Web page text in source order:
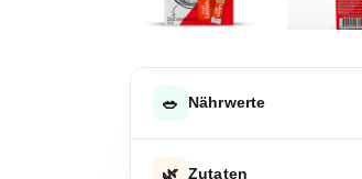
🥗 Nährwerte
🌿 Zutaten